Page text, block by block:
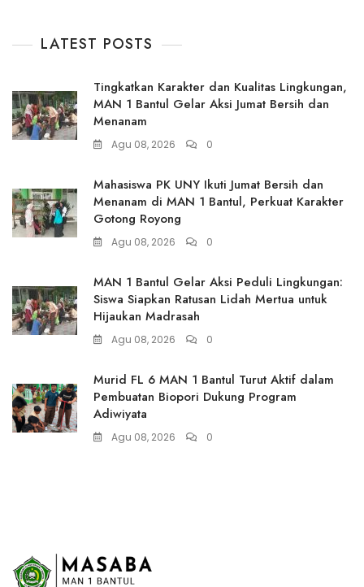
LATEST POSTS
Tingkatkan Karakter dan Kualitas Lingkungan,
MAN 1 Bantul Gelar Aksi Jumat Bersih dan
Menanam
Agu 08, 2026 0
Mahasiswa PK UNY Ikuti Jumat Bersih dan
Menanam di MAN 1 Bantul, Perkuat Karakter
Gotong Royong
Agu 08, 2026 0
MAN 1 Bantul Gelar Aksi Peduli Lingkungan:
Siswa Siapkan Ratusan Lidah Mertua untuk
Hijaukan Madrasah
Agu 08, 2026 0
Murid FL 6 MAN 1 Bantul Turut Aktif dalam
Pembuatan Biopori Dukung Program
Adiwiyata
Agu 08, 2026 0